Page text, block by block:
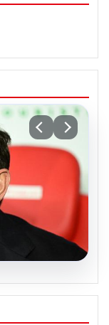
Mora